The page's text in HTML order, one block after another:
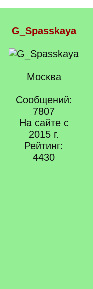
G_Spasskaya
Москва
Сообщений:
7807
На сайте с
2015 г.
Рейтинг:
4430